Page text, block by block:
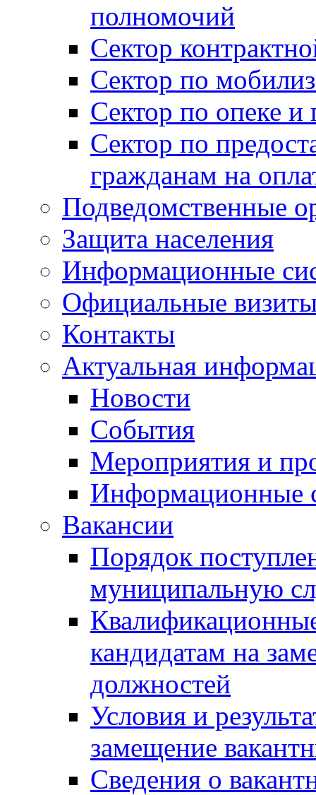
полномочий
Сектор
Сектор по
Сектор по опеке и
Сектор по
гражданам на
Подведомственные
Защита населения
Информационные
Официальные
Контакты
Актуальная
Новости
События
Мероприятия и
Информационные
Вакансии
Порядок
муниципальную
кандидатам на
должностей
Условия и
замещение
Сведения о